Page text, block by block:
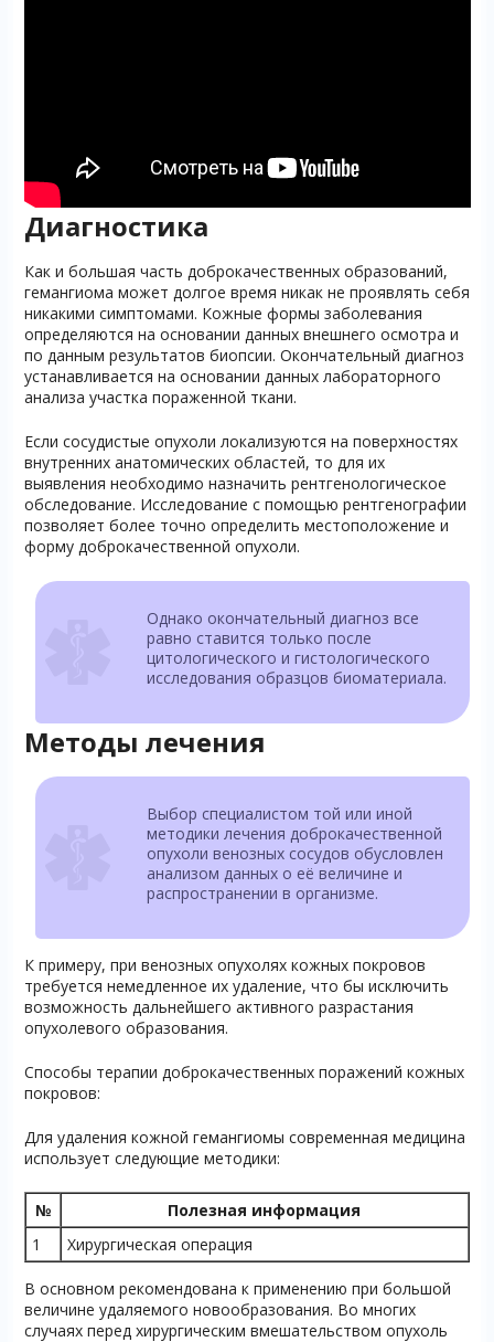
Диагностика
Как и большая часть доброкачественных образований,
гемангиома может долгое время никак не проявлять себя
никакими симптомами. Кожные формы заболевания
определяются на основании данных внешнего осмотра и
по данным результатов биопсии. Окончательный диагноз
устанавливается на основании данных лабораторного
анализа участка пораженной ткани.
Если сосудистые опухоли локализуются на поверхностях
внутренних анатомических областей, то для их
выявления необходимо назначить рентгенологическое
обследование. Исследование с помощью рентгенографии
позволяет более точно определить местоположение и
форму доброкачественной опухоли.
Однако окончательный диагноз все
равно ставится только после
цитологического и гистологического
исследования образцов биоматериала.
Методы лечения
Выбор специалистом той или иной
методики лечения доброкачественной
опухоли венозных сосудов обусловлен
анализом данных о её величине и
распространении в организме.
К примеру, при венозных опухолях кожных покровов
требуется немедленное их удаление, что бы исключить
возможность дальнейшего активного разрастания
опухолевого образования.
Способы терапии доброкачественных поражений кожных
покровов:
Для удаления кожной гемангиомы современная медицина
использует следующие методики:
№
Полезная информация
1
Хирургическая операция
В основном рекомендована к применению при большой
величине удаляемого новообразования. Во многих
случаях перед хирургическим вмешательством опухоль